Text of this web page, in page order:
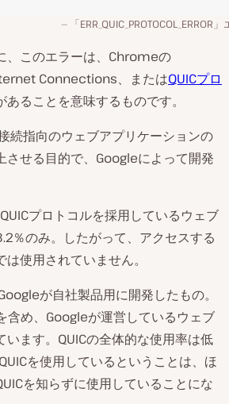
「ERR_QUIC_PROTOCOL_ERROR
、このエラーは、Chromeの
Connections、またはQUICプロ
あることを意味するものです。
続指向のウェブアプリケーションの
させる目的で、Googleによって開発
プロトコルを採用しているウェブ
％のみ。したがって、アクセスする
使用されていません。
が自社製品用に開発したもの。
含め、Googleが運営しているウェブ
います。QUICの全体的な使用率は低
を使用しているということは、ほ
を知らずに使用していることにな